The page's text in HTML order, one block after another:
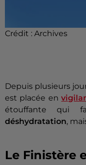
Crédit : Archives
Depuis plusieurs
est placée en
étouffante qui
déshydratation,
Le Finistère